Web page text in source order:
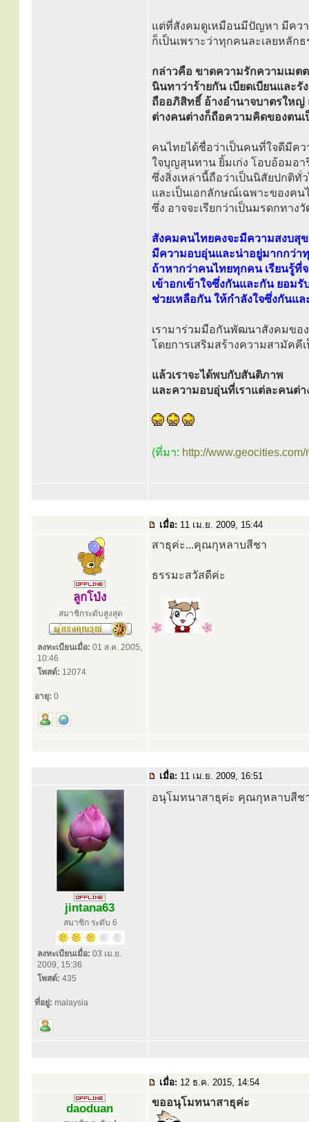
แต่ที่สังคมดูเหมือนมีปัญหา มีคว
ก็เป็นเพราะว่าทุกคนละเลยหลัก
กล่าวคือ ขาดความรักความเมต
นินทาว่าร้ายกัน เบียดเบียนและรั
ถืออภิสิทธิ์ อ้างอำนาจบาตรให
ต่างคนต่างก็ถือความคิดของตน
คนไทยได้ชื่อว่าเป็นคนที่ใจดีมีค
ใจบุญสุนทาน ยิ้มเก่ง โอบอ้อมอ
ซึ่งสิ่งเหล่านี้ถือว่าเป็นนิสัยปกติทั่
และเป็นเอกลักษณ์เฉพาะของคน
ซึ่ง อาจจะเรียกว่าเป็นมรดกทา
สังคมคนไทยคงจะมีความสงบสุ
มีความอบอุ่นและน่าอยู่มากกว่า
ถ้าหากว่าคนไทยทุกคน เรียนรู้ที่
เข้าอกเข้าใจซึ่งกันและกัน ยอม
ช่วยเหลือกัน ให้กำลังใจซึ่งกันแ
เรามาร่วมมือกันพัฒนาสังคมขอ
โดยการเสริมสร้างความสามัคคี
แล้วเราจะได้พบกับสันติภาพ
และความอบอุ่นที่เราแต่ละคนต่
(ที่มา: http://
เมื่อ: 11 เม.ย. 2009, 15:44
ลูกโป่ง
สมาชิกระดับสูงสุด
ลงทะเบียนเมื่อ: 01 ส.ค. 2005,
10:46
โพสต์: 12074
อายุ: 0
สาธุค่ะ...คุณกุหลาบสีชา
ธรรมะสวัสดีค่ะ
เมื่อ: 11 เม.ย. 2009, 16:51
jintana63
สมาชิก ระดับ 6
ลงทะเบียนเมื่อ: 03 เม.ย.
2009, 15:36
โพสต์: 435
ที่อยู่: malaysia
อนุโมทนาสาธุค่ะ คุณกุหลาบสีช
เมื่อ: 12 ธ.ค. 2015, 14:54
daoduan ขออนุโมทนาสาธุค่ะ